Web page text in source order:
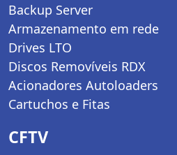
Backup Server
Armazenamento em rede
Drives LTO
Discos Removíveis RDX
Acionadores Autoloaders
Cartuchos e Fitas
CFTV